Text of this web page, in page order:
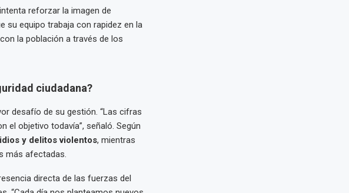
reforzar la imagen de
su equipo trabaja con rapidez en la
la población a través de los
ciudadana?
desafío de su gestión. “Las cifras
el objetivo todavía”, señaló. Según
y delitos violentos, mientras
más afectadas.
directa de las fuerzas del